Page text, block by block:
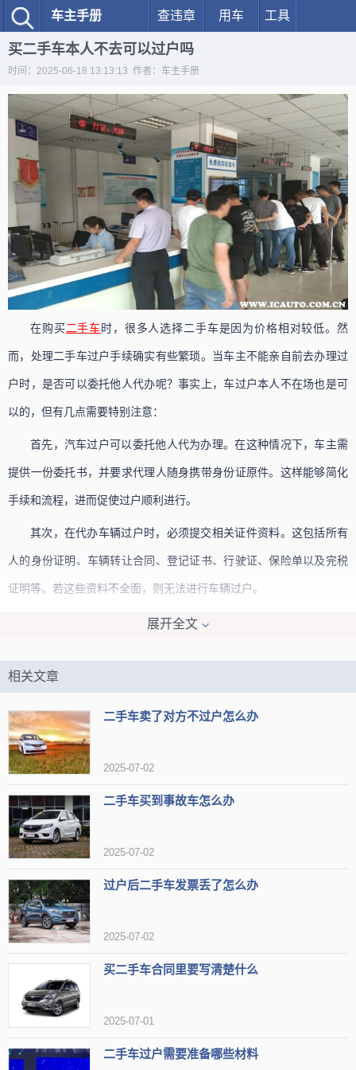
车主手册 查违章 用车 工具
买二手车本人不去可以过户吗
时间：2025-06-18 13:13:13 作者：车主手册
在购买二手车时，很多人选择二手车是因为价格相对较低。然
而，处理二手车过户手续确实有些繁琐。当车主不能亲自前去办理过
户时，是否可以委托他人代办呢？事实上，车过户本人不在场也是可
以的，但有几点需要特别注意：
首先，汽车过户可以委托他人代为办理。在这种情况下，车主需
提供一份委托书，并要求代理人随身携带身份证原件。这样能够简化
手续和流程，进而促使过户顺利进行。
其次，在代办车辆过户时，必须提交相关证件资料。这包括所有
人的身份证明、车辆转让合同、登记证书、行驶证、保险单以及完税
证明等。若这些资料不全面，则无法进行车辆过户。
第三，代理人需提交身份证明和车主的授权委托书，同时车主也
车辆过户手续。
总之，车过户本人不在场也是可以的。但在进行代办车辆过户
时，务必遵循相关规定和程序，确保信息的完整性和准确性。为了保
护个人信息，最好选择正规安全的机构或熟悉流程的朋友来代办。遵
循规定程序，保证过户手续的顺利进行至关重要，尤其要牢记过户期
限为所有权转移之日起30天内。这些都是为了让过户过程更加顺畅，
有效地完成交接手续。
展开全文
相关文章
二手车卖了对方不过户怎么办
2025-07-02
二手车买到事故车怎么办
2025-07-02
过户后二手车发票丢了怎么办
2025-07-02
买二手车合同里要写清楚什么
2025-07-01
二手车过户需要准备哪些材料